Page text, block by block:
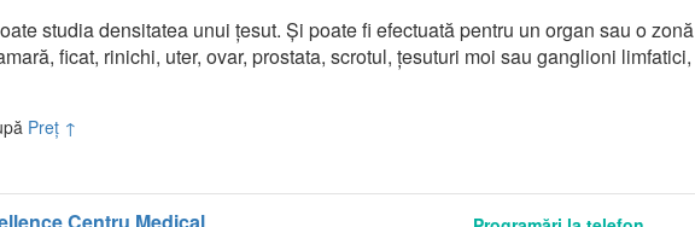
studia densitatea unui țesut. Și poate fi efectuată pentru un organ sau o zonă
ficat, rinichi, uter, ovar, prostata, scrotul, țesuturi moi sau ganglioni limfatici,
Preț ↑